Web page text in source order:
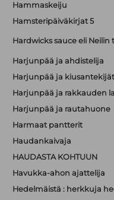
Hammaskeiju
Hamsteripäiväkirjat 5
Hardwicks sauce eli Neilin
Harjunpää ja ahdistelija
Harjunpää ja
Harjunpää ja rakkauden
Harjunpää ja rautahuone
Harmaat pantterit
Haudankaivaja
HAUDASTA KOHTUUN
Havukka-ahon ajattelija
Hedelmäistä : herkkuja